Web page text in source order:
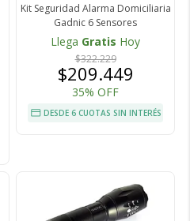
Kit Seguridad Alarma Domiciliaria
Gadnic 6 Sensores
Llega Gratis Hoy
$322.229
$209.449
35% OFF
DESDE 6 CUOTAS SIN INTERÉS